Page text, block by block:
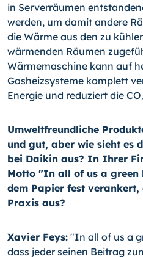
in Serverräumen
werden, um damit andere
die Wärme aus den zu
wärmenden Räumen
Wärmemaschine kann auf
Gasheizsysteme komplett
Energie und reduziert die
Umweltfreundliche
und gut, aber wie sieht es
bei Daikin aus? In Ihrer
Motto "In all of us a green
dem Papier fest verankert,
Praxis aus?
Xavier Feys: "In all of us a
dass jeder seinen Beitrag